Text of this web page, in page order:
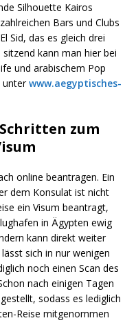
Silhouette Kairos
Bars und Clubs
Sid, das es gleich drei
kann man hier bei
und arabischem Pop
unterwww.aegyptisches-
zum
online beantragen. Ein
dem Konsulat ist nicht
ein Visum beantragt,
in Ägypten ewig
kann direkt weiter
sich in nur wenigen
noch einen Scan des
nach einigen Tagen
sodass es lediglich
Reise mitgenommen